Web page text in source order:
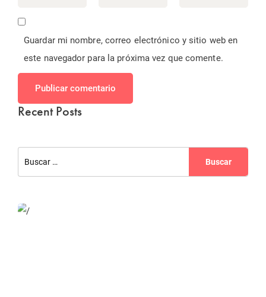
Guardar mi nombre, correo electrónico y sitio web en
este navegador para la próxima vez que comente.
Publicar comentario
Recent Posts